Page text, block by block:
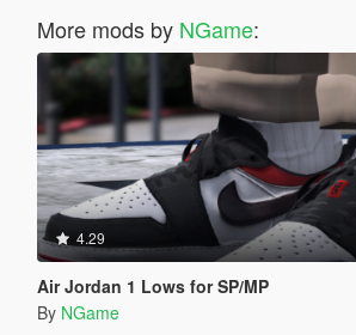
More mods by NGame:
4.29
Air Jordan 1 Lows for SP/MP
By NGame